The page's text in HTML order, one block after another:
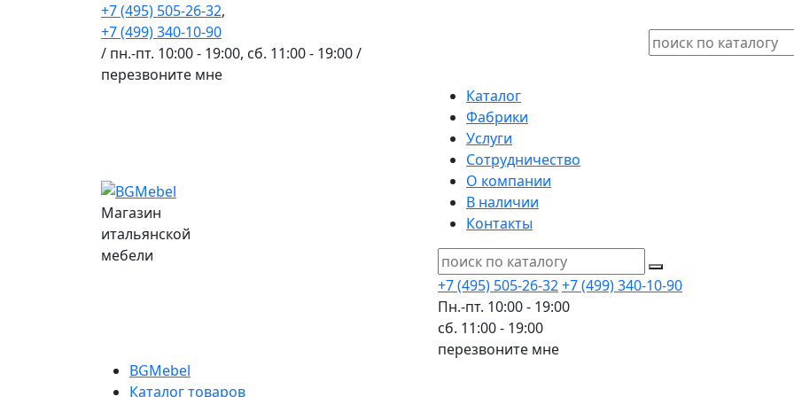
+7 (495) 505-26-32,
+7 (499) 340-10-90
/ пн.-пт. 10:00 - 19:00, сб. 11:00 - 19:00 /
перезвоните мне
Магазин
итальянской
мебели
Каталог
Фабрики
Услуги
Сотрудничество
О компании
В наличии
Контакты
+7 (495) 505-26-32+7 (499) 340-10-90
Пн.-пт. 10:00 - 19:00
сб. 11:00 - 19:00
перезвоните мне
BGMebel
Каталог товаров